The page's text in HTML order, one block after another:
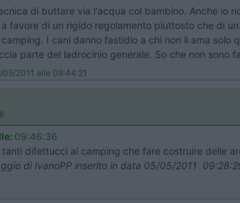
di buttare via l'acqua col bambino. Anche io
a favore di un rigido regolamento piuttosto che di
I cani danno fastidio a chi non li ama
parte del ladrocinio generale. So che non
2011 alle 09:44:21
09:46:36
difettucci ai camping che fare costruire delle
di IvanoPP inserito in data 05/05/2011